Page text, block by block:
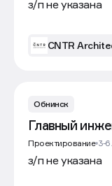
Проектирование 3-6
Обнинск
Главный
Проектирование 3-6